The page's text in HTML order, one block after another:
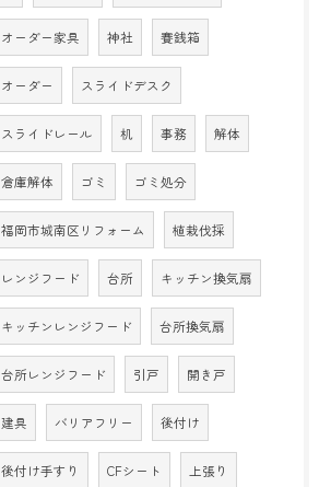
オーダー家具 神社 賽銭箱
オーダー スライドデスク
スライドレール 机 事務 解体
倉庫解体 ゴミ ゴミ処分
福岡市城南区リフォーム 植栽伐採
レンジフード 台所 キッチン換気扇
キッチンレンジフード 台所換気扇
台所レンジフード 引戸 開き戸
建具 バリアフリー 後付け
後付け手すり CFシート 上張り